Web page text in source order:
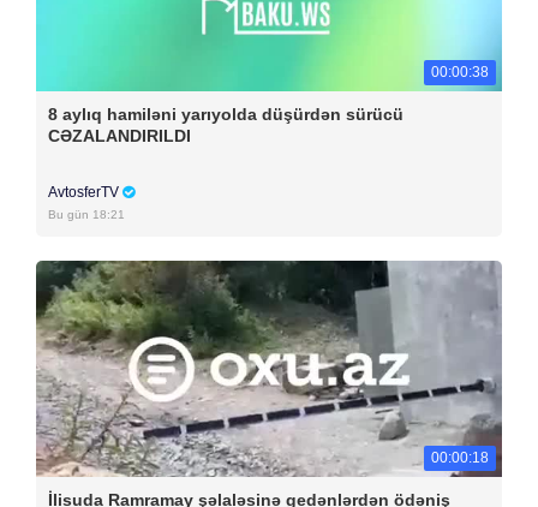
00:00:38
8 aylıq hamiləni yarıyolda düşürdən sürücü
CƏZALANDIRILDI
AvtosferTV
Bu gün 18:21
00:00:18
İlisuda Ramramay şəlaləsinə gedənlərdən ödəniş